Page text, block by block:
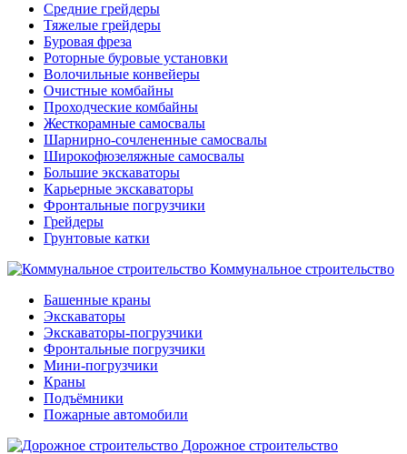
Средние грейдеры
Тяжелые грейдеры
Буровая фреза
Роторные буровые установки
Волочильные конвейеры
Очистные комбайны
Проходческие комбайны
Жесткорамные самосвалы
Шарнирно-сочлененные самосвалы
Широкофюзеляжные самосвалы
Большие экскаваторы
Карьерные экскаваторы
Фронтальные погрузчики
Грейдеры
Грунтовые катки
Коммунальное строительство
Башенные краны
Экскаваторы
Экскаваторы-погрузчики
Фронтальные погрузчики
Мини-погрузчики
Краны
Подъёмники
Пожарные автомобили
Дорожное строительство